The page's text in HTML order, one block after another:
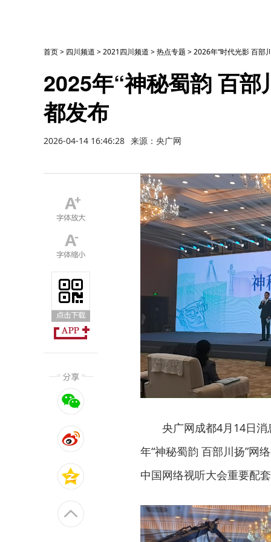
首页> 四川频道 >2021四川频道 >热点专题 >2026年“时代光影 百部
2025年“神秘蜀韵 百
都发布
2026-04-14 16:46:28 来源：央广网
央广网成都4月14日
年“神秘蜀韵 百部川扬”网
中国网络视听大会重要配